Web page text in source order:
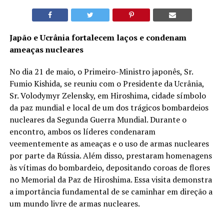
Japão e Ucrânia fortalecem laços e condenam
ameaças nucleares
No dia 21 de maio, o Primeiro-Ministro japonês, Sr.
Fumio Kishida, se reuniu com o Presidente da Ucrânia,
Sr. Volodymyr Zelensky, em Hiroshima, cidade símbolo
da paz mundial e local de um dos trágicos bombardeios
nucleares da Segunda Guerra Mundial. Durante o
encontro, ambos os líderes condenaram
veementemente as ameaças e o uso de armas nucleares
por parte da Rússia. Além disso, prestaram homenagens
às vítimas do bombardeio, depositando coroas de flores
no Memorial da Paz de Hiroshima. Essa visita demonstra
a importância fundamental de se caminhar em direção a
um mundo livre de armas nucleares.